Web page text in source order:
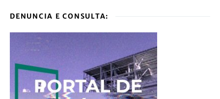
DENUNCIA E CONSULTA: